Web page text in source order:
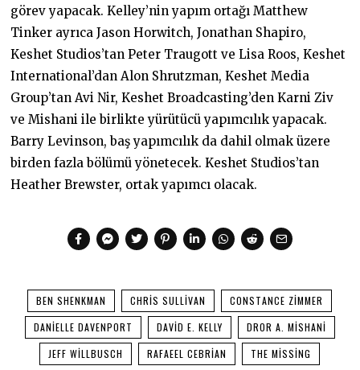
görev yapacak. Kelley’nin yapım ortağı Matthew
Tinker ayrıca Jason Horwitch, Jonathan Shapiro,
Keshet Studios’tan Peter Traugott ve Lisa Roos, Keshet
International’dan Alon Shrutzman, Keshet Media
Group’tan Avi Nir, Keshet Broadcasting’den Karni Ziv
ve Mishani ile birlikte yürütücü yapımcılık yapacak.
Barry Levinson, baş yapımcılık da dahil olmak üzere
birden fazla bölümü yönetecek. Keshet Studios’tan
Heather Brewster, ortak yapımcı olacak.
BEN SHENKMAN CHRIS SULLIVAN
CONSTANCE ZIMMER
DANIELLE DAVENPORT
DAVID E. KELLY
DROR A. MISHANI
JEFF WILLBUSCH
RAFAEEL CEBRIAN THE MISSING